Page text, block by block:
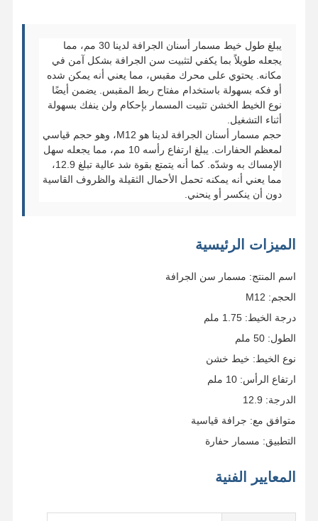
يبلغ طول خيط مسمار أسنان الجرافة لدينا 30 مم، مما
يجعله طويلاً بما يكفي لتثبيت سن الجرافة بشكل آمن في
مكانه. يحتوي على محرك مقبس، مما يعني أنه يمكن شده
أو فكه بسهولة باستخدام مفتاح ربط المقبس. يضمن أيضًا
نوع الخيط الخشن تثبيت المسمار بإحكام ولن ينفك بسهولة
أثناء التشغيل.
حجم مسمار أسنان الجرافة لدينا هو M12، وهو حجم قياسي
لمعظم الحفارات. يبلغ ارتفاع رأسه 10 مم، مما يجعله سهل
الإمساك به وشدّه. كما أنه يتمتع بقوة شد عالية تبلغ 12.9،
مما يعني أنه يمكنه تحمل الأحمال الثقيلة والظروف القاسية
دون أن ينكسر أو ينحني.
الميزات الرئيسية
اسم المنتج: مسمار سن الجرافة
الحجم: M12
درجة الخيط: 1.75 ملم
الطول: 50 ملم
نوع الخيط: خيط خشن
ارتفاع الرأس: 10 ملم
الدرجة: 12.9
متوافق مع: جرافة قياسية
التطبيق: مسمار حفارة
المعايير الفنية